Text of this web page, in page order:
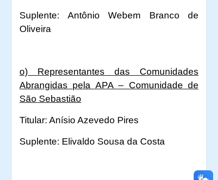
Suplente: Antônio Webem Branco de
Oliveira
o) Representantes das Comunidades
Abrangidas pela APA – Comunidade de
São Sebastião
Titular: Anísio Azevedo Pires
Suplente: Elivaldo Sousa da Costa